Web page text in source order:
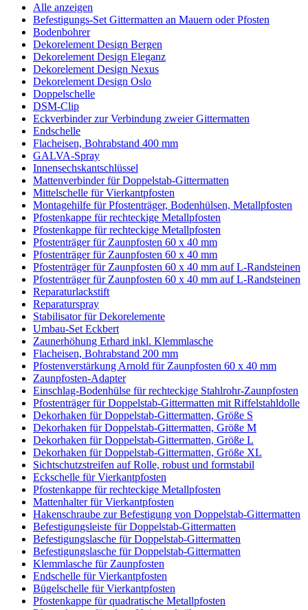
Alle anzeigen
Befestigungs-Set Gittermatten an Mauern oder Pfosten
Bodenbohrer
Dekorelement Design Bergen
Dekorelement Design Eleganz
Dekorelement Design Nexus
Dekorelement Design Oslo
Doppelschelle
DSM-Clip
Eckverbinder zur Verbindung zweier Gittermatten
Endschelle
Flacheisen, Bohrabstand 400 mm
GALVA-Spray
Innensechskantschlüssel
Mattenverbinder für Doppelstab-Gittermatten
Mittelschelle für Vierkantpfosten
Montagehilfe für Pfostenträger, Bodenhülsen, Metallpfosten
Pfostenkappe für rechteckige Metallpfosten
Pfostenkappe für rechteckige Metallpfosten
Pfostenträger für Zaunpfosten 60 x 40 mm
Pfostenträger für Zaunpfosten 60 x 40 mm
Pfostenträger für Zaunpfosten 60 x 40 mm auf L-Randsteinen
Pfostenträger für Zaunpfosten 60 x 40 mm auf L-Randsteinen
Reparaturlackstift
Reparaturspray
Stabilisator für Dekorelemente
Umbau-Set Eckbert
Zaunerhöhung Erhard inkl. Klemmlasche
Flacheisen, Bohrabstand 200 mm
Pfostenverstärkung Arnold für Zaunpfosten 60 x 40 mm
Zaunpfosten-Adapter
Einschlag-Bodenhülse für rechteckige Stahlrohr-Zaunpfosten
Pfostenträger für Doppelstab-Gittermatten mit Riffelstahldolle
Dekorhaken für Doppelstab-Gittermatten, Größe S
Dekorhaken für Doppelstab-Gittermatten, Größe M
Dekorhaken für Doppelstab-Gittermatten, Größe L
Dekorhaken für Doppelstab-Gittermatten, Größe XL
Sichtschutzstreifen auf Rolle, robust und formstabil
Eckschelle für Vierkantpfosten
Pfostenkappe für rechteckige Metallpfosten
Mattenhalter für Vierkantpfosten
Hakenschraube zur Befestigung von Doppelstab-Gittermatten
Befestigungsleiste für Doppelstab-Gittermatten
Befestigungslasche für Doppelstab-Gittermatten
Befestigungslasche für Doppelstab-Gittermatten
Klemmlasche für Zaunpfosten
Endschelle für Vierkantpfosten
Bügelschelle für Vierkantpfosten
Pfostenkappe für quadratische Metallpfosten